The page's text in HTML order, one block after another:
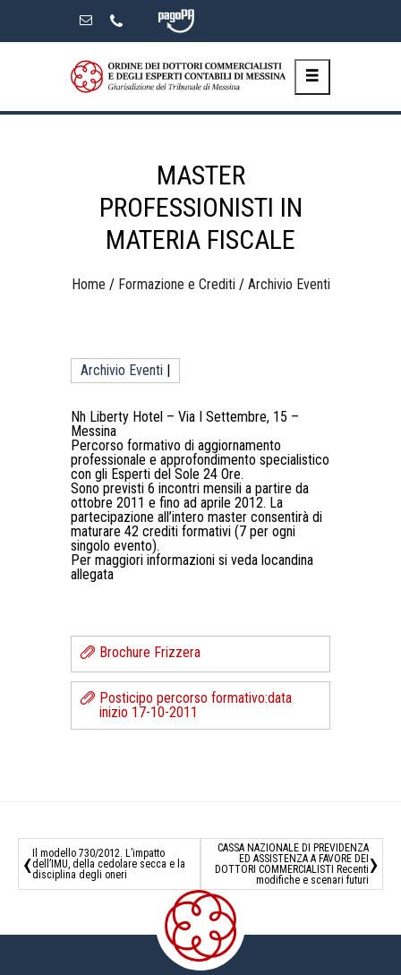
MASTER
PROFESSIONISTI IN
MATERIA FISCALE
Home / Formazione e Crediti / Archivio Eventi
Archivio Eventi
Nh Liberty Hotel – Via I Settembre, 15 –
Messina
Percorso formativo di aggiornamento
professionale e approfondimento specialistico
con gli Esperti del Sole 24 Ore.
Sono previsti 6 incontri mensili a partire da
ottobre 2011 e fino ad aprile 2012. La
partecipazione all’intero master consentirà di
maturare 42 crediti formativi (7 per ogni
singolo evento).
Per maggiori informazioni si veda locandina
allegata
Brochure Frizzera
Posticipo percorso formativo:data
inizio 17-10-2011
‹ Il modello 730/2012. L’impatto
dell’IMU, della cedolare secca e la
disciplina degli oneri
CASSA NAZIONALE DI PREVIDENZA
ED ASSISTENZA A FAVORE DEI
DOTTORI COMMERCIALISTI Recenti
modifiche e scenari futuri ›